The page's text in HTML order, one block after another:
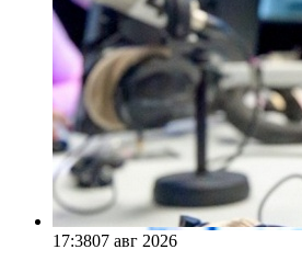
17:3807 авг 2026